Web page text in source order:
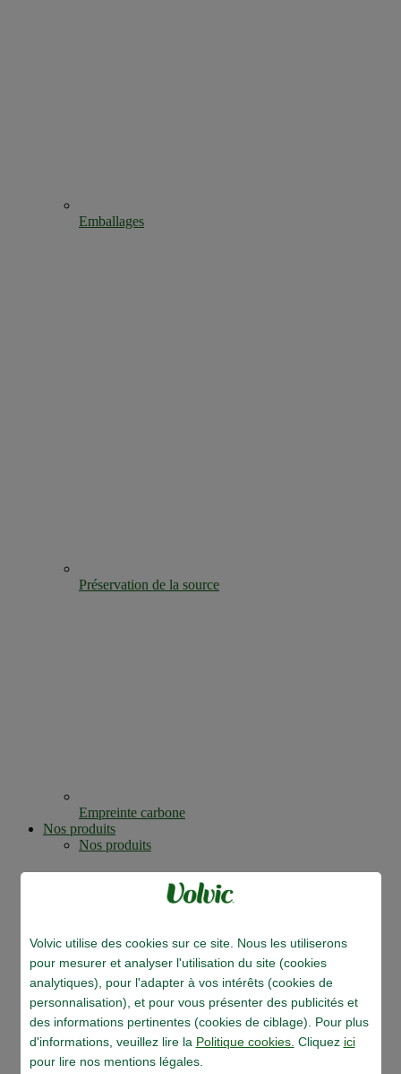
Emballages
Préservation de la source
Empreinte carbone
Nos produits
Nos produits
Volvic utilise des cookies sur ce site. Nous les utiliserons
pour mesurer et analyser l'utilisation du site (cookies
analytiques), pour l'adapter à vos intérêts (cookies de
personnalisation), et pour vous présenter des publicités et
des informations pertinentes (cookies de ciblage). Pour plus
d'informations, veuillez lire la Politique cookies. Cliquez ici
pour lire nos mentions légales.